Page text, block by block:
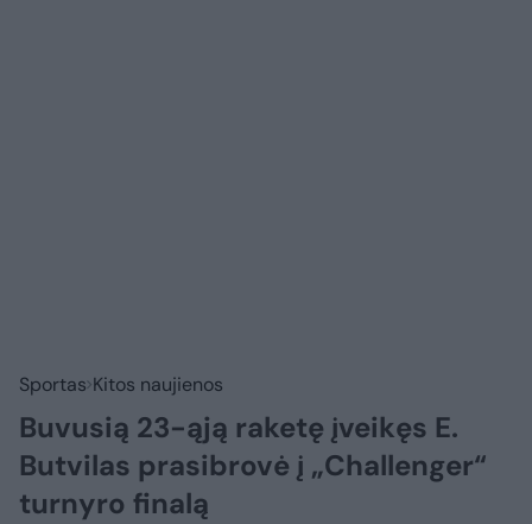
Sportas Kitos naujienos
Buvusią 23-ąją raketę įveikęs E.
Butvilas prasibrovė į „Challenger“
turnyro finalą